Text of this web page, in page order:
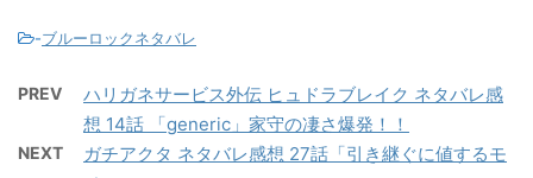
-ブルーロックネタバレ
PREV
ハリガネサービス外伝 ヒュドラブレイク ネタバレ感
想 14話 「generic」家守の凄さ爆発！！
NEXT
ガチアクタ ネタバレ感想 27話「引き継ぐに値するモ